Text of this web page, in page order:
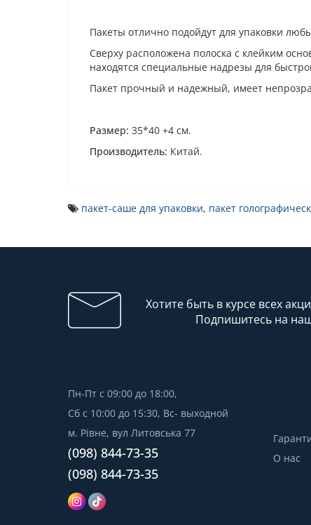
Пакеты отлично подойдут для упаковки
Сверху расположена полоска с клейким
находятся специальные надрезы для
Пакет прочный и надежный, имеет
Размер: 35*40 +4 см.
Производитель: Китай.
пакет-саше для упаковки, пакет
Хотите быть в курсе всех
Подпишитесь на
Пн-Пт с 09:00 до 18:00,
Сб с 10:00 до 15:30, Вс- выходной
м. Рівне, вул Литовська 77
(098) 844-73-35
(098) 844-73-35
О нас